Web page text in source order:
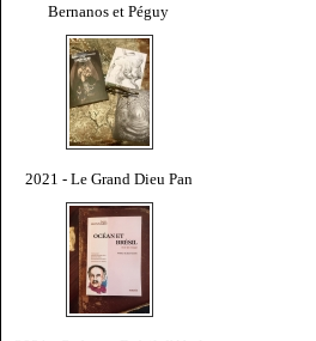
Bernanos et Péguy
2021 - Le Grand Dieu Pan